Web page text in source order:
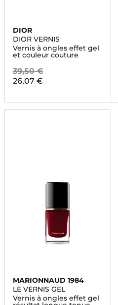
DIOR
DIOR VERNIS
Vernis à ongles effet gel
et couleur couture
39,50 €
26,07 €
MARIONNAUD 1984
LE VERNIS GEL
Vernis à ongles effet gel